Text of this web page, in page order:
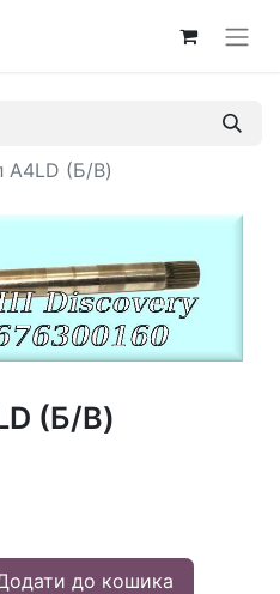
A4LD (Б/В)
(Б/В)
до кошика